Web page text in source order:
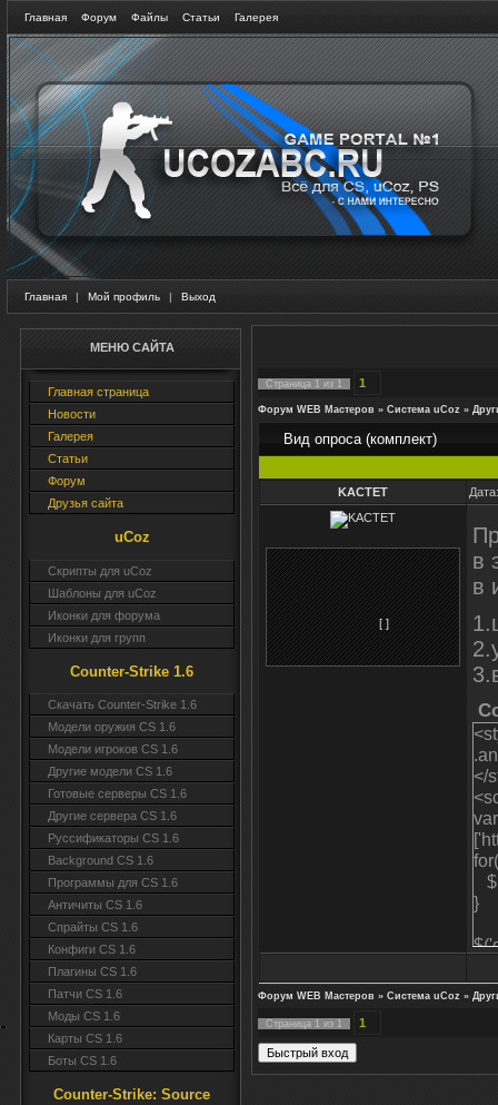
Главная Форум Файлы Статьи Галерея
Главная | Мой профиль | Выход
МЕНЮ САЙТА
Главная страница
Новости
Галерея
Статьи
Форум
Друзья сайта
uCoz
Скрипты для uCoz
Шаблоны для uCoz
Иконки для форума
Иконки для групп
Counter-Strike 1.6
Скачать Counter-Strike 1.6
Модели оружия CS 1.6
Модели игроков CS 1.6
Другие модели CS 1.6
Готовые серверы CS 1.6
Другие сервера CS 1.6
Руссификаторы CS 1.6
Background CS 1.6
Программы для CS 1.6
Античиты CS 1.6
Спрайты CS 1.6
Конфиги CS 1.6
Плагины CS 1.6
Патчи CS 1.6
Моды CS 1.6
Карты CS 1.6
Боты CS 1.6
Counter-Strike: Source
Страница 1 из 1 1
Форум WEB Мастеров » Система uCoz »
Вид опроса (комплект)
KACTET
[ ]
в
в
</
}
Форум WEB Мастеров » Система uCoz »
Страница 1 из 1 1